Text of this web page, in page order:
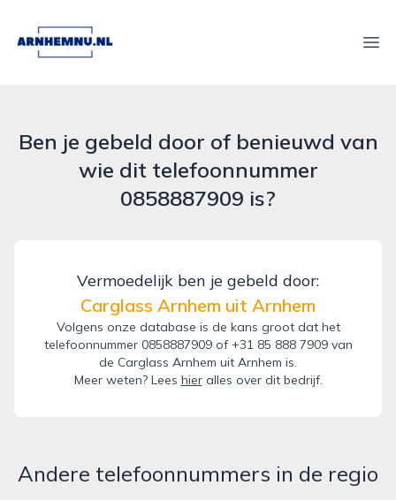
arnhemnu.nl
Ben je gebeld door of benieuwd van
wie dit telefoonnummer
0858887909 is?
Vermoedelijk ben je gebeld door:
Carglass Arnhem uit Arnhem
Volgens onze database is de kans groot dat het
telefoonnummer 0858887909 of +31 85 888 7909 van
de Carglass Arnhem uit Arnhem is.
Meer weten? Lees hieralles over dit bedrijf.
Andere telefoonnummers in de regio